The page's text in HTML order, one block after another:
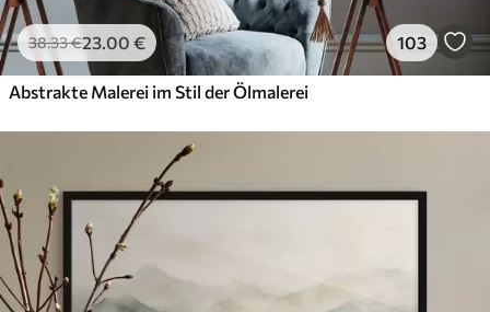
38.33€23.00 € 103
Abstrakte Malerei im Stil der Ölmalerei